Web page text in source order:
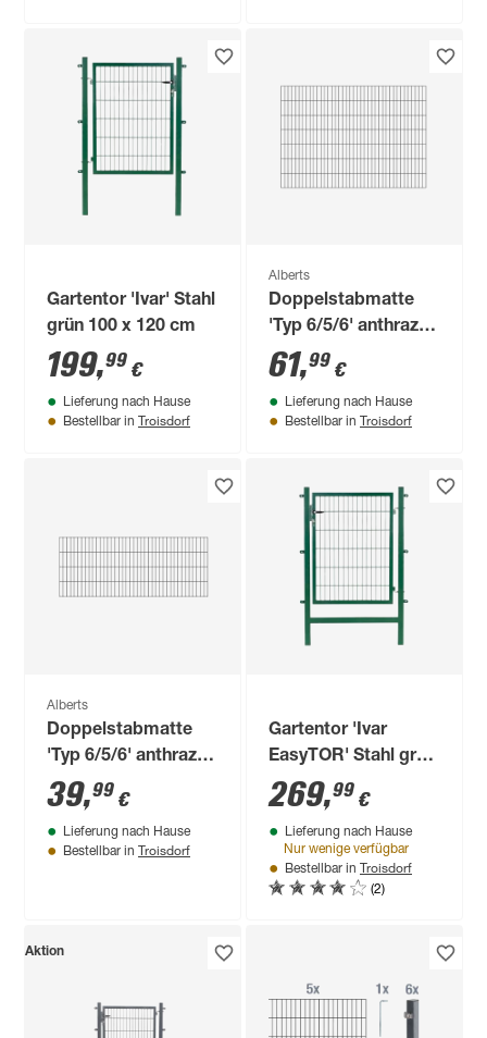
Gartentor 'Ivar' Stahl
grün 100 x 120 cm
199,99 €
Lieferung nach Hause
Bestellbar in Troisdorf
Alberts
Doppelstabmatte
'Typ 6/5/6' anthrazit
200 x 140 cm
61,99 €
Lieferung nach Hause
Bestellbar in Troisdorf
Alberts
Doppelstabmatte
'Typ 6/5/6' anthrazit
200 x 80 cm
39,99 €
Lieferung nach Hause
Bestellbar in Troisdorf
Gartentor 'Ivar
EasyTOR' Stahl grün
100 x 120 cm
269,99 €
Lieferung nach Hause
Nur wenige verfügbar
Bestellbar in Troisdorf
(2)
Aktion